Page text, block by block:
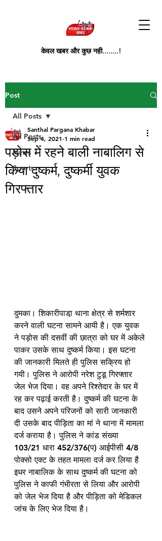
केवल खबर और कुछ नही........!
Post
All Posts
News
Sports
All Posts
पड़ोस में रहने बाली नाबालिग से
किया दुष्कर्म, दुष्कर्मी युवक
गिरफ्तार
Santhal Pargana Khabar
Sep 4, 2021 1 min read
दुमका। शिकारीपाडा़ थाना क्षेत्र से शर्मशार
करने वाली घटना सामने आयी है। एक युवक
ने पड़ोस की दसवीं की छात्रा को घर में अकेले
पाकर उसके साथ दुष्कर्म किया। इस घटना
की जानकारी मिलते ही पुलिस सक्रिय हो
गयी। पुलिस ने आरोपी नरेश टुडू गिरफ्तार
जेल भेज दिया। वह अपने रिश्तेदार के घर में
रह कर पढ़ाई करती है। दुष्कर्म की घटना के
बाद उसने अपने परिजनों को सारी जानकारी
दी उसके बाद पीड़िता का मां ने थाना में मामला
दर्ज कराया है। पुलिस ने कांड संख्या
103/21 धारा 452/376(प) आईपीसी 4/8
पोक्सो एक्ट के तहत मामला दर्ज कर लिया है
इधर नाबालिक के साथ दुष्कर्म की घटना को
पुलिस ने काफी गंभीरता से लिया और आरोपी
को जेल भेज दिया है और पीड़िता को मेडिकल
जांच के लिए भेज दिया है।